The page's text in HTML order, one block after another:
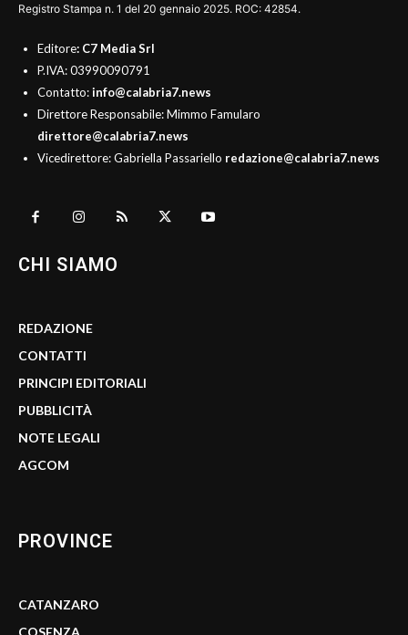
Registro Stampa n. 1 del 20 gennaio 2025. ROC: 42854.
Editore: C7 Media Srl
P.IVA: 03990090791
Contatto:info@calabria7.news
Direttore Responsabile: Mimmo Famularo
direttore@calabria7.news
Vicedirettore: Gabriella Passariello redazione@calabria7.news
CHI SIAMO
REDAZIONE
CONTATTI
PRINCIPI EDITORIALI
PUBBLICITÀ
NOTE LEGALI
AGCOM
PROVINCE
CATANZARO